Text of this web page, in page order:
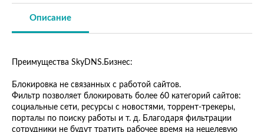
Описание
Преимущества SkyDNS.Бизнес:
Блокировка не связанных с работой сайтов.
Фильтр позволяет блокировать более 60 категорий сайтов:
социальные сети, ресурсы с новостями, торрент-трекеры,
порталы по поиску работы и т. д. Благодаря фильтрации
сотрудники не будут тратить рабочее время на нецелевую